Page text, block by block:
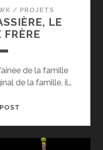
/ PROJETS
LE
de la famille
de la famille, il…
TROISIÈME